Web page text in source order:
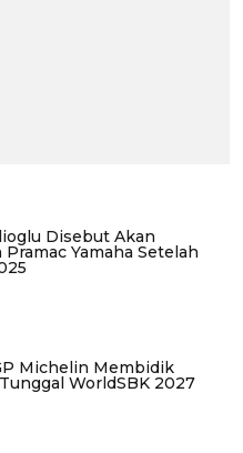
Disebut Akan
Yamaha Setelah
Michelin Membidik
WorldSBK 2027